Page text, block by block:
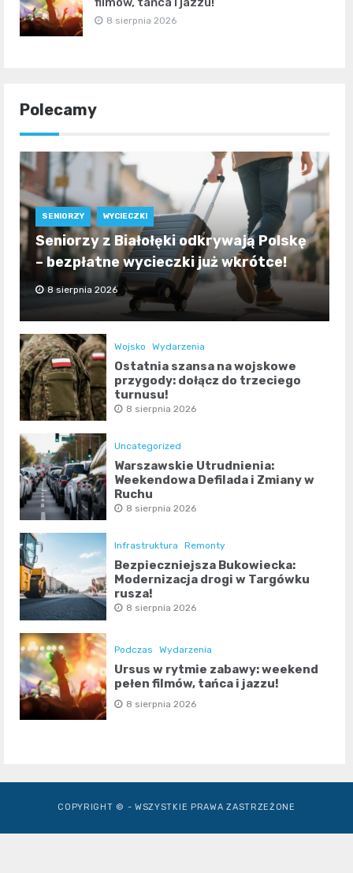
8 sierpnia 2026
Polecamy
SENIORZY WYCIECZKI
Seniorzy z Białołęki odkrywają Polskę
– bezpłatne wycieczki już wkrótce!
8 sierpnia 2026
Wojsko Wydarzenia
Ostatnia szansa na wojskowe
przygody: dołącz do trzeciego
turnusu!
8 sierpnia 2026
Uncategorized
Warszawskie Utrudnienia:
Weekendowa Defilada i Zmiany w
Ruchu
8 sierpnia 2026
Infrastruktura Remonty
Bezpieczniejsza Bukowiecka:
Modernizacja drogi w Targówku
rusza!
8 sierpnia 2026
Podczas Wydarzenia
Ursus w rytmie zabawy: weekend
pełen filmów, tańca i jazzu!
8 sierpnia 2026
COPYRIGHT © - WSZYSTKIE PRAWA ZASTRZEŻONE